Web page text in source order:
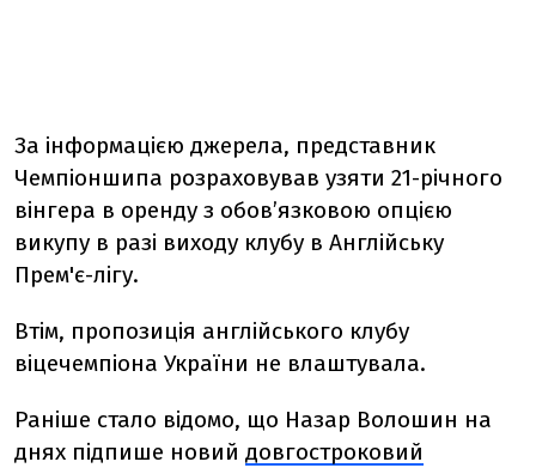
За інформацією джерела, представник
Чемпіоншипа розраховував узяти 21-річного
вінгера в оренду з обов’язковою опцією
викупу в разі виходу клубу в Англійську
Прем'є-лігу.
Втім, пропозиція англійського клубу
віцечемпіона України не влаштувала.
Раніше стало відомо, що Назар Волошин на
днях підпише новий довгостроковий